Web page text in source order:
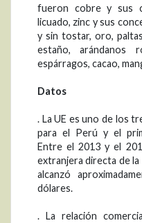
fueron cobre y sus
licuado, zinc y sus
y sin tostar, oro,
estaño, arándanos
espárragos, cacao,
Datos
. La UE es uno de los
para el Perú y el
Entre el 2013 y el
extranjera directa de la
alcanzó
dólares.
. La relación